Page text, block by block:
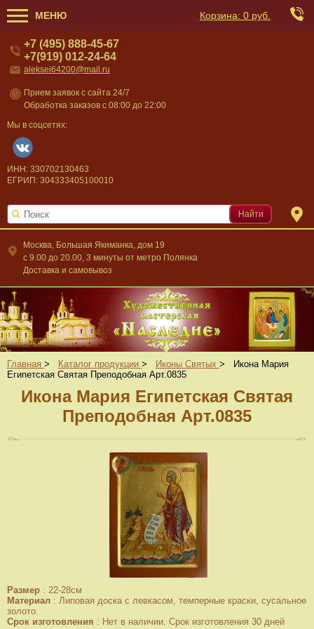
МЕНЮ Корзина: 0 руб.
Москва, Большая Якиманка, дом 19
c 9.00 до 20.00, 3 минуты от метро Полянка
Доставка и самовывоз
+7 (495) 888-45-67
+7(919) 012-24-64
aleksei64200@mail.ru
Прием заявок с сайта 24/7
Обработка заказов с 08:00 до 22:00
Мы в соцсетях:
ИНН: 330702130463
ЕГРИП: 304333405100010
Найти
Главная > Каталог продукции > Иконы Святых >
Икона Мария
Египетская Святая Преподобная Арт.0835
Икона Мария Египетская Святая
Преподобная Арт.0835
Размер : 22-28см
Материал : Липовая доска с левкасом, темперные краски, сусальное
золото.
Срок изготовления : Нет в наличии. Срок изготовления 30 дней